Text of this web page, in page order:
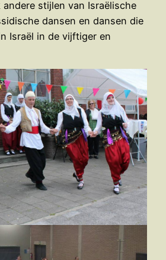
andere stijlen van Israëlische
dansen en dansen die
Israël in de vijftiger en